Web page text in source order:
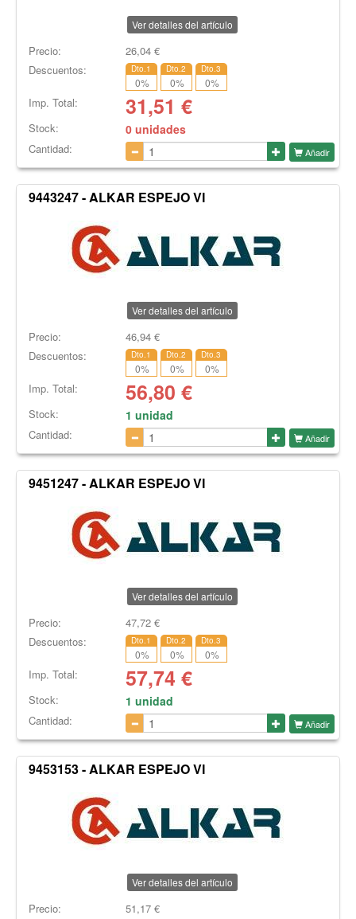
Ver detalles del artículo
Precio: 26,04€
Descuentos:
Dto.1
0%
Dto.2
0%
Dto.3
0%
Imp. Total: 31,51 €
Stock: 0 unidades
Cantidad: Añadir
9443247 - ALKAR ESPEJO VI
Ver detalles del artículo
Precio: 46,94€
Descuentos:
Dto.1
0%
Dto.2
0%
Dto.3
0%
Imp. Total: 56,80 €
Stock: 1 unidad
Cantidad: Añadir
9451247 - ALKAR ESPEJO VI
Ver detalles del artículo
Precio: 47,72€
Descuentos:
Dto.1
0%
Dto.2
0%
Dto.3
0%
Imp. Total: 57,74 €
Stock: 1 unidad
Cantidad: Añadir
9453153 - ALKAR ESPEJO VI
Ver detalles del artículo
Precio: 51,17€